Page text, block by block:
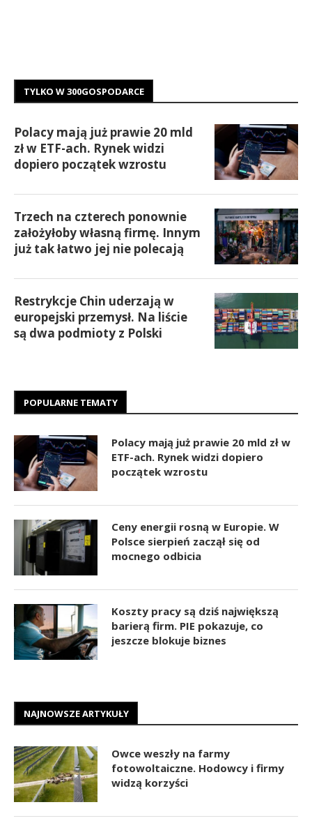
TYLKO W 300GOSPODARCE
Polacy mają już prawie 20 mld
zł w ETF-ach. Rynek widzi
dopiero początek wzrostu
Trzech na czterech ponownie
założyłoby własną firmę. Innym
już tak łatwo jej nie polecają
Restrykcje Chin uderzają w
europejski przemysł. Na liście
są dwa podmioty z Polski
POPULARNE TEMATY
Polacy mają już prawie 20 mld zł w
ETF-ach. Rynek widzi dopiero
początek wzrostu
Ceny energii rosną w Europie. W
Polsce sierpień zaczął się od
mocnego odbicia
Koszty pracy są dziś największą
barierą firm. PIE pokazuje, co
jeszcze blokuje biznes
NAJNOWSZE ARTYKUŁY
Owce weszły na farmy
fotowoltaiczne. Hodowcy i firmy
widzą korzyści